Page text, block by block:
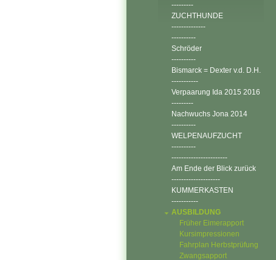
---------
ZUCHTHUNDE
--------------
----------
Schröder
----------
Bismarck = Dexter v.d. D.H.
-----------
Verpaarung Ida 2015 2016
---------
Nachwuchs Jona 2014
----------
WELPENAUFZUCHT
----------
-----------------------
Am Ende der Blick zurück
--------------------
KUMMERKASTEN
-----------
AUSBILDUNG
Früher Eimerapport
Kursimpressionen
Fahrplan Herbstprüfung
Zwangsapport